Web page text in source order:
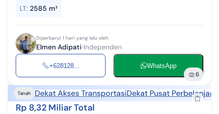
bagus diatas tanah...
LT: 2585 m²
Diperbarui 1 hari yang lalu oleh
Elmen Adipati Independen
+628128... WhatsApp
6
Tanah Dekat Akses TransportasiDekat Pusat Perbelanjaan
Rp 8,32 Miliar Total